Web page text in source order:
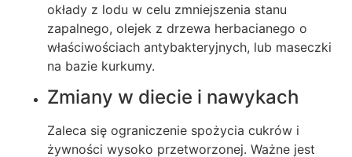
okłady z lodu w celu zmniejszenia stanu
zapalnego, olejek z drzewa herbacianego o
właściwościach antybakteryjnych, lub maseczki
na bazie kurkumy.
Zmiany w diecie i nawykach
Zaleca się ograniczenie spożycia cukrów i
żywności wysoko przetworzonej. Ważne jest